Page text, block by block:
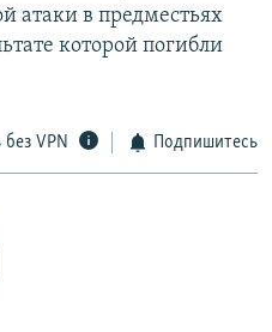
атаки в предместьях
которой погибли
без VPN Подпишитесь